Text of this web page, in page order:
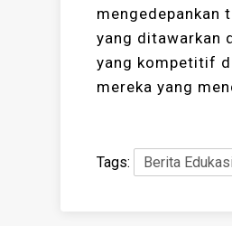
mengedepankan
yang ditawarkan
yang kompetitif
mereka yang
Tags: Berita Edukasi